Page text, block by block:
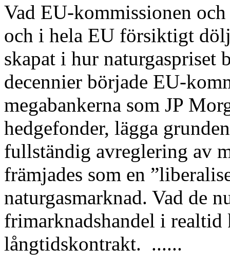
Vad EU-kommissionen
och i hela EU försiktigt
skapat i hur naturgaspriset
decennier började EU-
megabankerna som JP
hedgefonder, lägga
fullständig avreglering av
främjades som en
naturgasmarknad. Vad de
frimarknadshandel i realtid
långtidskontrakt. ......